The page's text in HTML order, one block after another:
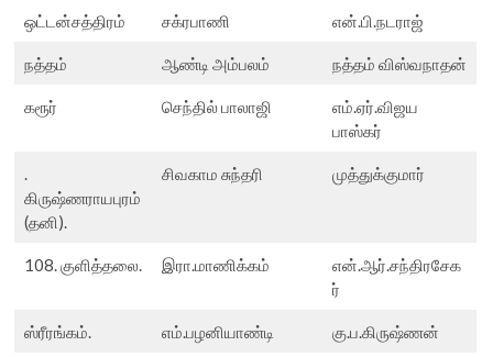
ஒட்டன்சத்திரம் சக்ரபாணி என்.பி.நடராஜ்
நத்தம் ஆண்டி அம்பலம் நத்தம் விஸ்வநாதன்
கரூர் செந்தில் பாலாஜி
எம்.ஏர்.விஜய
பாஸ்கர்
.
கிருஷ்ணராயபுரம்
(தனி).
சிவகாம சுந்தரி முத்துக்குமார்
108. குளித்தலை. இரா.மாணிக்கம்
என்.ஆர்.சந்திரசேக
ர்
ஸ்ரீரங்கம். எம்.பழனியாண்டி கு.ப.கிருஷ்ணன்